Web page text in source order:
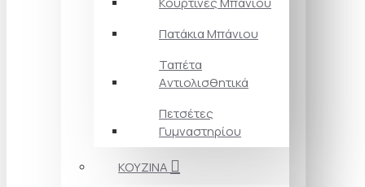
Πατάκια Mπάνιου
Ταπέτα
Aντιολισθητικά
Πετσέτες
Γυμναστηρίου
ΚΟΥΖΙΝΑ